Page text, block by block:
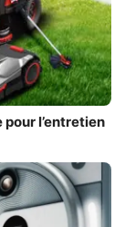
l’entretien